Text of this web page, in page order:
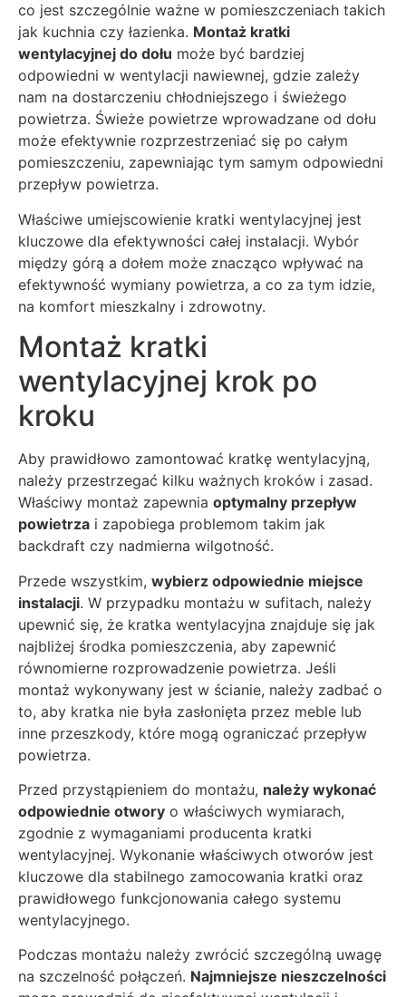
co jest szczególnie ważne w pomieszczeniach takich
jak kuchnia czy łazienka. Montaż kratki
wentylacyjnej do dołu może być bardziej
odpowiedni w wentylacji nawiewnej, gdzie zależy
nam na dostarczeniu chłodniejszego i świeżego
powietrza. Świeże powietrze wprowadzane od dołu
może efektywnie rozprzestrzeniać się po całym
pomieszczeniu, zapewniając tym samym odpowiedni
przepływ powietrza.
Właściwe umiejscowienie kratki wentylacyjnej jest
kluczowe dla efektywności całej instalacji. Wybór
między górą a dołem może znacząco wpływać na
efektywność wymiany powietrza, a co za tym idzie,
na komfort mieszkalny i zdrowotny.
Montaż kratki
wentylacyjnej krok po
kroku
Aby prawidłowo zamontować kratkę wentylacyjną,
należy przestrzegać kilku ważnych kroków i zasad.
Właściwy montaż zapewnia optymalny przepływ
powietrza i zapobiega problemom takim jak
backdraft czy nadmierna wilgotność.
Przede wszystkim, wybierz odpowiednie miejsce
instalacji. W przypadku montażu w sufitach, należy
upewnić się, że kratka wentylacyjna znajduje się jak
najbliżej środka pomieszczenia, aby zapewnić
równomierne rozprowadzenie powietrza. Jeśli
montaż wykonywany jest w ścianie, należy zadbać o
to, aby kratka nie była zasłonięta przez meble lub
inne przeszkody, które mogą ograniczać przepływ
powietrza.
Przed przystąpieniem do montażu, należy wykonać
odpowiednie otwory o właściwych wymiarach,
zgodnie z wymaganiami producenta kratki
wentylacyjnej. Wykonanie właściwych otworów jest
kluczowe dla stabilnego zamocowania kratki oraz
prawidłowego funkcjonowania całego systemu
wentylacyjnego.
Podczas montażu należy zwrócić szczególną uwagę
na szczelność połączeń. Najmniejsze nieszczelności